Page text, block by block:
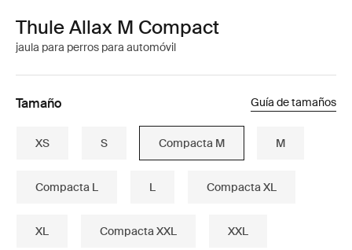
Thule Allax M Compact
jaula para perros para automóvil
Tamaño Guía de tamaños
XS S Compacta M M
Compacta L L Compacta XL
XL Compacta XXL XXL